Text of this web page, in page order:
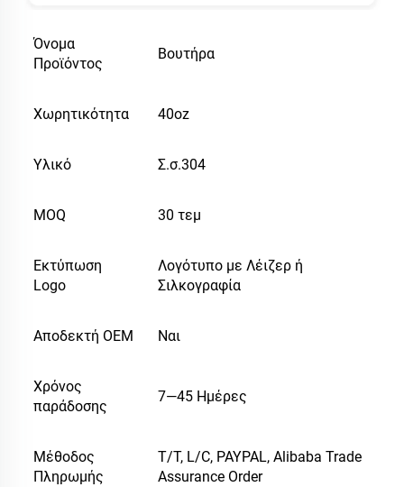
Όνομα
Προϊόντος
Βουτήρα
Χωρητικότητα 40oz
Υλικό Σ.σ.304
MOQ 30 τεμ
Εκτύπωση
Logo
Λογότυπο με Λέιζερ ή
Σιλκογραφία
Αποδεκτή OEM Ναι
Χρόνος
παράδοσης
7—45 Ημέρες
Μέθοδος
Πληρωμής
T/T, L/C, PAYPAL, Alibaba Trade
Assurance Order